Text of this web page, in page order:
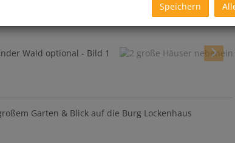
Garten & Blick auf die Burg Lockenhaus
Speichern